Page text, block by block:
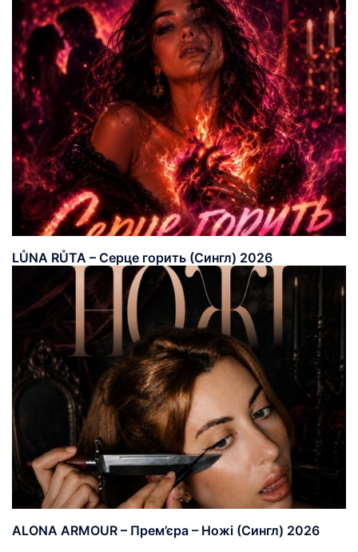
LŮNA RŮTA – Серце горить (Сингл) 2026
ALONA ARMOUR – Прем’єра – Ножі (Сингл) 2026